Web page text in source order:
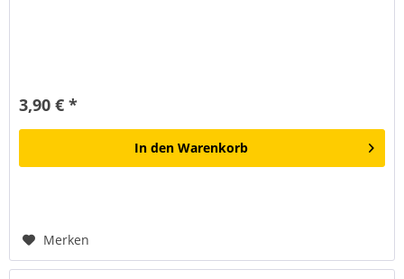
3,90 € *
In den Warenkorb
Merken